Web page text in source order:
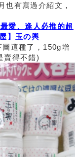
也有寫過介紹文，
愛、逢人必推的超
】玉の輿
這種了，150g增
賣得不錯)